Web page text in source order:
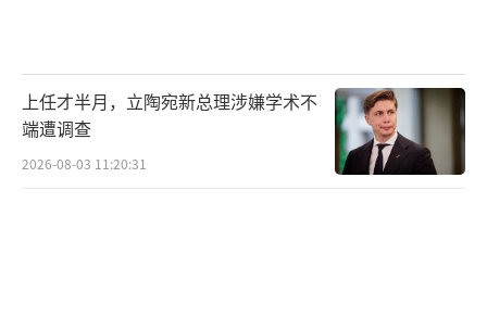
上任才半月，立陶宛新总理涉嫌学术不
端遭调查
2026-08-03 11:20:31